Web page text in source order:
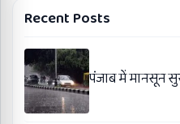
Recent Posts
पंजाब में मानसून